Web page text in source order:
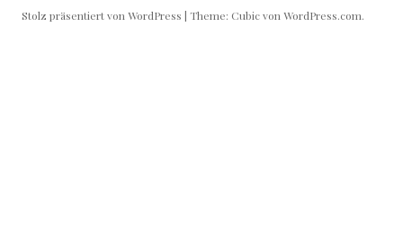
Stolz präsentiert von WordPress | Theme: Cubic von WordPress.com.